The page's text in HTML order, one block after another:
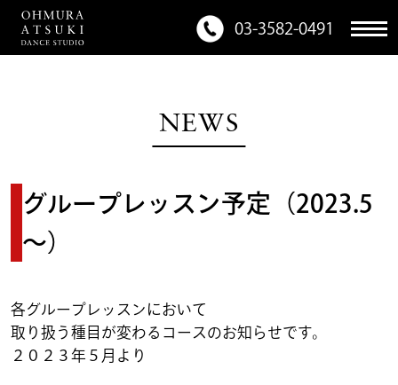
03-3582-0491
NEWS
グループレッスン予定（2023.5
～）
各グループレッスンにおいて
取り扱う種目が変わるコースのお知らせです。
２０２３年５月より